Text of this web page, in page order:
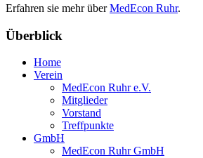
Erfahren sie mehr überMedEcon Ruhr.
Überblick
Home
Verein
MedEcon Ruhr e.V.
Mitglieder
Vorstand
Treffpunkte
GmbH
MedEcon Ruhr GmbH